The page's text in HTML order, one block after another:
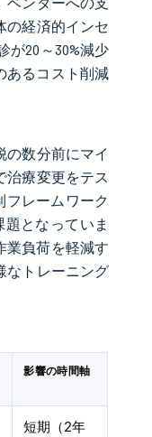
の経済的インセ
が20～30%減少
あるコスト削減
の数分前にマイ
治療変更をテス
フレームワーク
となっていま
業負荷を軽減す
なトレーニング
影響の時間軸
短期（2年